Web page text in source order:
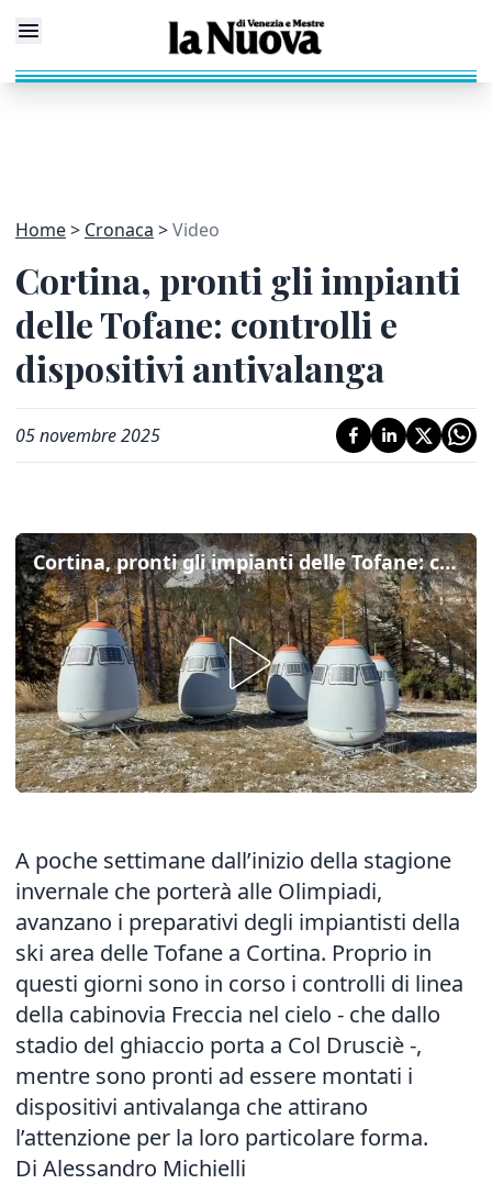
Home Cronaca Video
Cortina, pronti gli impianti
delle Tofane: controlli e
dispositivi antivalanga
05 novembre 2025
Cortina, pronti gli impianti delle Tofane: controlli e dispositivi antivalanga
A poche settimane dall’inizio della stagione
invernale che porterà alle Olimpiadi,
avanzano i preparativi degli impiantisti della
ski area delle Tofane a Cortina. Proprio in
questi giorni sono in corso i controlli di linea
della cabinovia Freccia nel cielo - che dallo
stadio del ghiaccio porta a Col Drusciè -,
mentre sono pronti ad essere montati i
dispositivi antivalanga che attirano
l’attenzione per la loro particolare forma.
Di Alessandro Michielli